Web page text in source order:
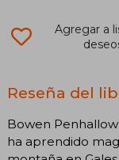
Agregar a
Reseña del
Bowen
ha aprendido